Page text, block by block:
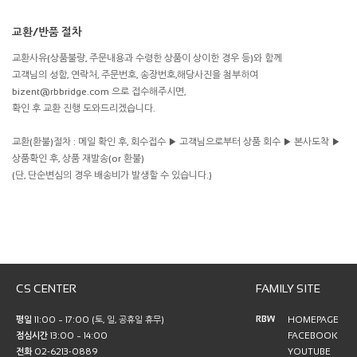
교환/반품 절차
교환사유(상품불량, 주문내용과 수령한 상품이 상이한 경우 등)와 함께
고객님의 성함, 연락처, 주문번호, 송장번호,해당사진을 첨부하여
bizent@rbbridge.com 으로 접수해주시면,
확인 후 교환 진행 도와드리겠습니다.
교환(환불)절차 : 메일 확인 후, 회수접수 ▶ 고객님으로부터 상품 회수 ▶ 본사도착 ▶
상품확인 후, 상품 재발송(or 환불)
(단, 단순변심의 경우 배송비가 발생할 수 있습니다.)
CS CENTER
평일 11:00 ~ 17:00 (토, 일, 공휴일 휴무)
점심시간 13:00 ~ 14:00
전화02-6213-0889
FAMILY SITE
RBW
HOMEPAGE
FACEBOOK
YOUTUBE